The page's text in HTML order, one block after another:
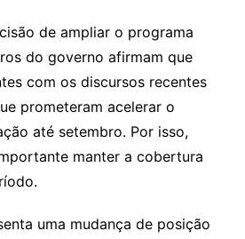
de ampliar o programa
do governo afirmam que
com os discursos recentes
prometeram acelerar o
até setembro. Por isso,
manter a cobertura
uma mudança de posição